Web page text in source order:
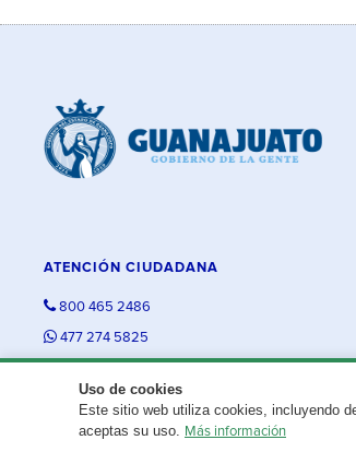
Uso de cookies
Este sitio web utiliza cookies, incluyendo
aceptas su uso. Más información
ATENCIÓN CIUDADANA
800 465 2486
477 274 5825
¿Existe algún problema con esta página?Repórtalo